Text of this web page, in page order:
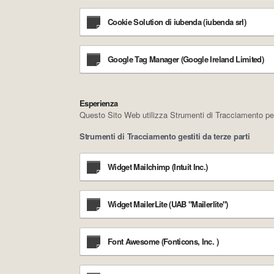
Cookie Solution di iubenda (iubenda srl)
Google Tag Manager (Google Ireland Limited)
Esperienza
Questo Sito Web utilizza Strumenti di Tracciamento
Strumenti di Tracciamento gestiti da terze parti
Widget Mailchimp (Intuit Inc.)
Widget MailerLite (UAB "Mailerlite")
Font Awesome (Fonticons, Inc. )